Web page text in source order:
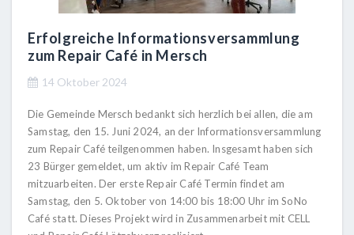
Erfolgreiche Informationsversammlung
zum Repair Café in Mersch
14 Oktober 2024
Die Gemeinde Mersch bedankt sich herzlich bei allen, die am
Samstag, den 15. Juni 2024, an der Informationsversammlung
zum Repair Café teilgenommen haben. Insgesamt haben sich
23 Bürger gemeldet, um aktiv im Repair Café Team
mitzuarbeiten. Der erste Repair Café Termin findet am
Samstag, den 5. Oktober von 14:00 bis 18:00 Uhr im SoNo
Café statt. Dieses Projekt wird in Zusammenarbeit mit CELL